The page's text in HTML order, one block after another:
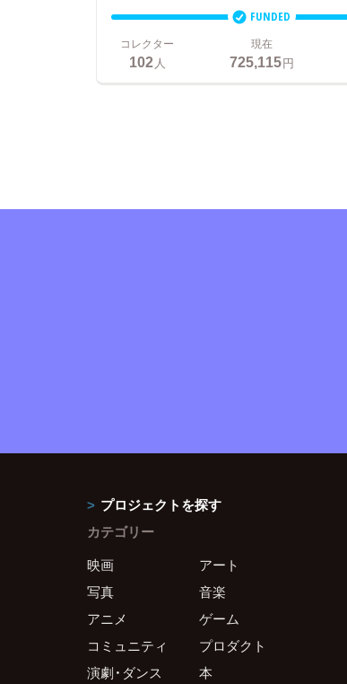
FUNDED
コレクター
102人
現在
725,115円
プロジェクトを探す
カテゴリー
映画
アート
写真
音楽
アニメ
ゲーム
コミュニティ
プロダクト
演劇・ダンス
本